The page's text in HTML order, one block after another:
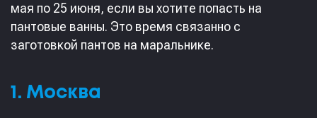
мая по 25 июня, если вы хотите попасть на
пантовые ванны. Это время связанно с
заготовкой пантов на маральнике.
1. Москва